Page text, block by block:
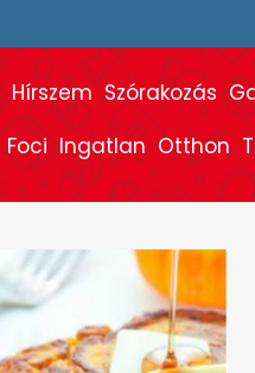
Hírszem Szórakozás
Foci Ingatlan Otthon